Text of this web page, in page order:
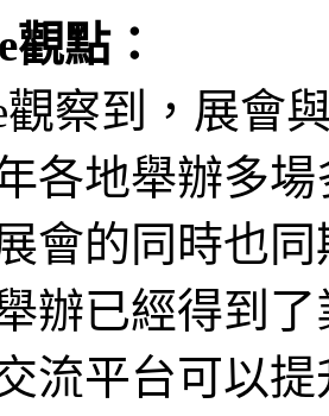
點：
觀察到，展會
各地舉辦多
會的同時也
辦已經得到
流平台可以